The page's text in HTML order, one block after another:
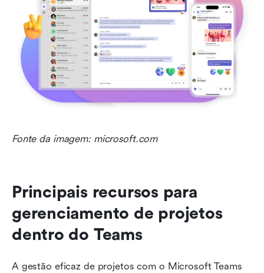
Fonte da imagem: microsoft.com
Principais recursos para
gerenciamento de projetos
dentro do Teams
A gestão eficaz de projetos com o Microsoft Teams